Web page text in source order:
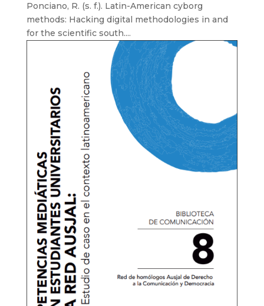
Ponciano, R. (s. f.). Latin-American cyborg
methods: Hacking digital methodologies in and
for the scientific south....